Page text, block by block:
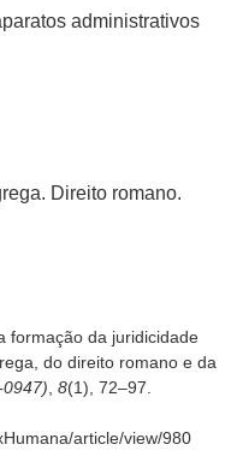
Direito romano.
formação da juridicidade
do direito romano e da
, 8(1), 72–97.
article/view/980
administrativos